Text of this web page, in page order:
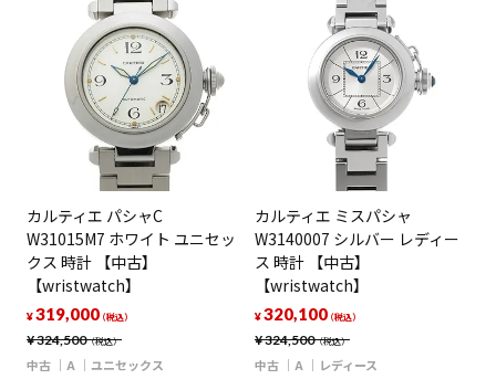
カルティエ パシャC
W31015M7 ホワイト ユニセッ
クス 時計 【中古】
【wristwatch】
¥324,500（税込）
¥319,000（税込）
中古 A ユニセックス
カルティエ ミスパシャ
W3140007 シルバー レディー
ス 時計 【中古】
【wristwatch】
¥324,500（税込）
¥320,100（税込）
中古 A レディース